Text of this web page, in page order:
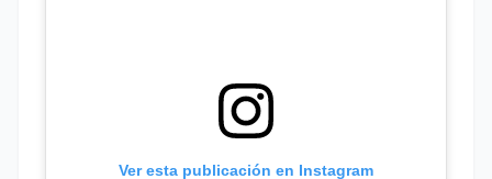
Ver esta publicación en Instagram